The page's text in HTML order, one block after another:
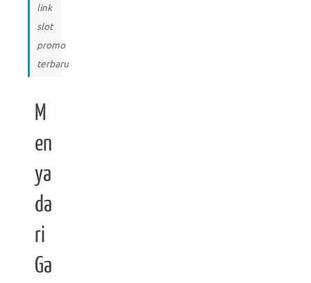
link
slot
promo
terbaru
M
en
ya
da
ri
Ga